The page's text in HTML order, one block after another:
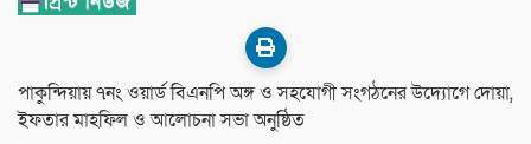
পাকুন্দিয়ায় ৭নং ওয়ার্ড বিএনপি অঙ্গ ও সহযোগী সংগঠনের উদ্যোগে দোয়া,
ইফতার মাহফিল ও আলোচনা সভা অনুষ্ঠিত